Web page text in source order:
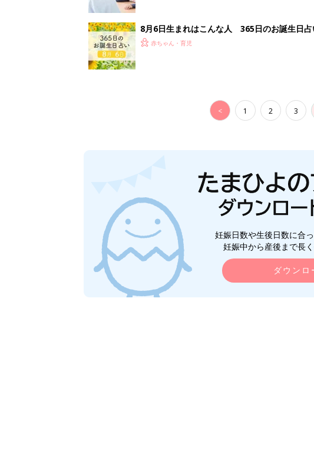
8月6日生まれはこんな人 365日のお誕生日占
赤ちゃん・育児
< 1 2 3
妊娠日数や生後日数に合
妊娠中から産後まで長
ダウンロ